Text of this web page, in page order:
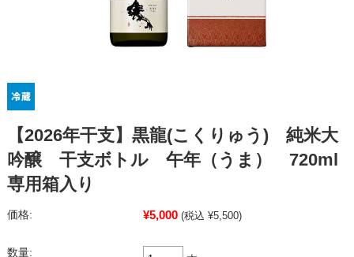
【2026年干支】黒龍(こくりゅう) 純米大
吟醸 干支ボトル 午年（うま） 720ml
専用箱入り
価格: ¥5,000 (税込 ¥5,500)
数量: